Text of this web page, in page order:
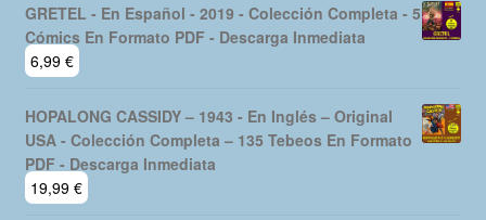
GRETEL - En Español - 2019 - Colección Completa - 5
Cómics En Formato PDF - Descarga Inmediata
6,99 €
HOPALONG CASSIDY – 1943 - En Inglés – Original
USA - Colección Completa – 135 Tebeos En Formato
PDF - Descarga Inmediata
19,99 €